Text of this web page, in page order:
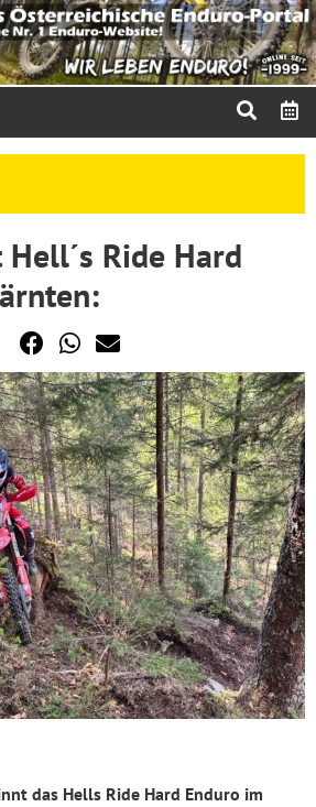
Ride Hard
das Hells Ride Hard Enduro im